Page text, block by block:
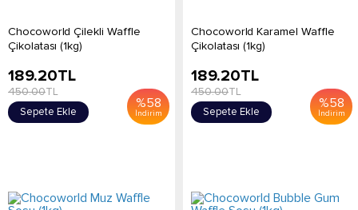
Chocoworld Çilekli Waffle
Çikolatası (1kg)
%58
İndirim
189.20TL
450.00TL
Sepete Ekle
Chocoworld Karamel Waffle
Çikolatası (1kg)
%58
İndirim
189.20TL
450.00TL
Sepete Ekle